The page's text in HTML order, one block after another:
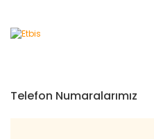
Telefon Numaralarımız